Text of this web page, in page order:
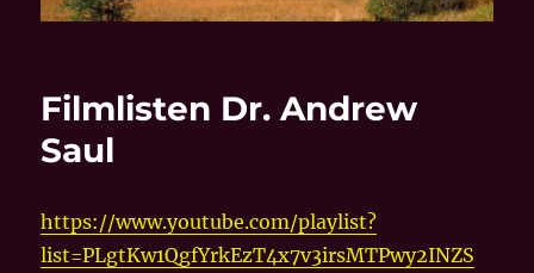
Filmlisten Dr. Andrew
Saul
https://www.youtube.com/playlist?
list=PLgtKw1QgfYrkEzT4x7v3irsMTPwy2INZS